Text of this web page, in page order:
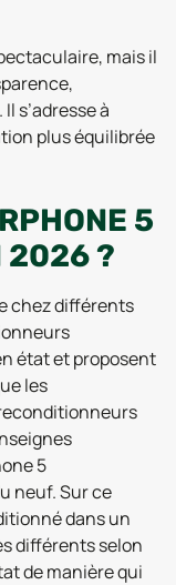
mais il
s’adresse à
plus équilibrée
5
2026 ?
chez différents
état et proposent
les
5
neuf. Sur ce
dans un
différents selon
de manière qui